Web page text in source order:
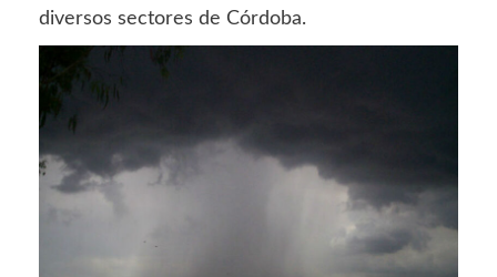
diversos sectores de Córdoba.